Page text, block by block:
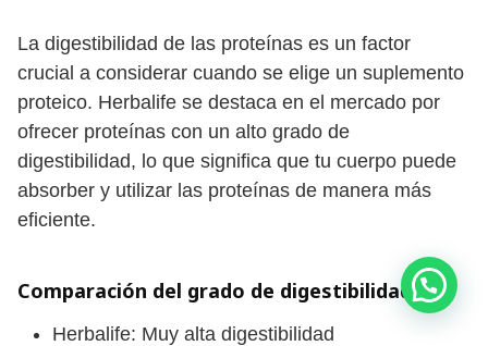
La digestibilidad de las proteínas es un factor
crucial a considerar cuando se elige un suplemento
proteico. Herbalife se destaca en el mercado por
ofrecer proteínas con un alto grado de
digestibilidad, lo que significa que tu cuerpo puede
absorber y utilizar las proteínas de manera más
eficiente.
Comparación del grado de digestibilidad:
Herbalife: Muy alta digestibilidad
¡Hola! 👋 Escríbeme si tienes dudas 😊